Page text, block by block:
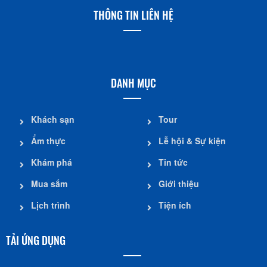
THÔNG TIN LIÊN HỆ
DANH MỤC
Khách sạn
Ẩm thực
Khám phá
Mua sắm
Lịch trình
Tour
Lễ hội & Sự kiện
Tin tức
Giới thiệu
Tiện ích
TẢI ỨNG DỤNG